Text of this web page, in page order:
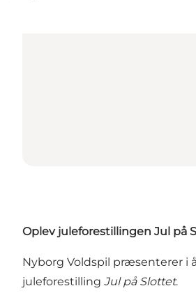
Oplev juleforestillingen Jul på
Nyborg Voldspil præsenterer i
juleforestilling Jul på Slottet.